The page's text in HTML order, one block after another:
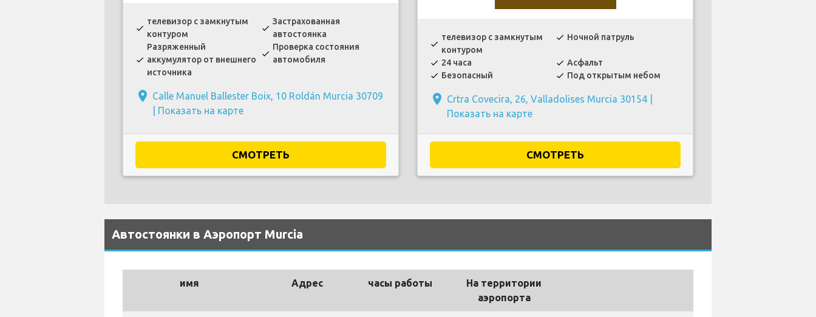
check
телевизор с замкнутым
контуром
check
Застрахованная
автостоянка
check
Разряженный
аккумулятор от внешнего
источника
check
Проверка состояния
автомобиля
place Calle Manuel Ballester Boix, 10 Roldán Murcia 30709
Показать на карте
СМОТРЕТЬ
check
телевизор с замкнутым
контуром
check Ночной патруль
check 24 часа check Асфальт
check Безопасный check Под открытым небом
place Crtra Covecira, 26, Valladolises Murcia 30154 |
Показать на карте
СМОТРЕТЬ
Автостоянки в Аэропорт Murcia
имя Адрес часы работы
На территории
аэропорта